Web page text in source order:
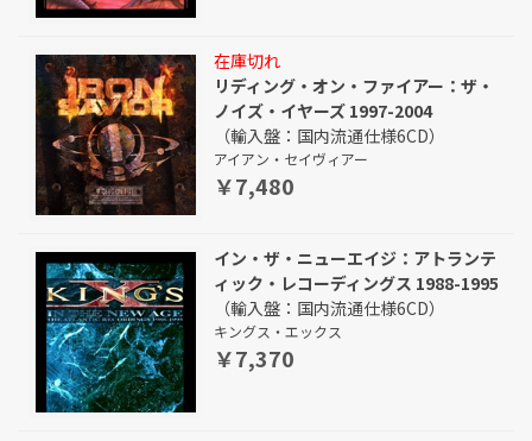
在庫切れ
リディング・オン・ファイアー：ザ・
ノイズ・イヤーズ 1997-2004
（輸入盤：国内流通仕様6CD）
アイアン・セイヴィアー
￥7,480
イン・ザ・ニューエイジ：アトランテ
ィック・レコーディングス 1988-1995
（輸入盤：国内流通仕様6CD）
キングス・エックス
￥7,370